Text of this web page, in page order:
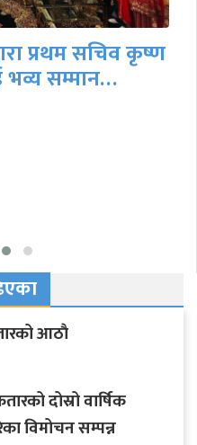
आठाै
दोस्रो वार्षिक
विमोचन सम्पन्न